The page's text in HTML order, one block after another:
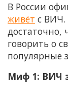
В России
живёт с ВИЧ.
достаточно,
говорить о
популярные
Миф 1: ВИЧ